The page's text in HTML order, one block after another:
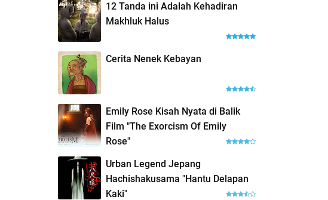
12 Tanda ini Adalah Kehadiran
Makhluk Halus
Cerita Nenek Kebayan
Emily Rose Kisah Nyata di Balik
Film "The Exorcism Of Emily
Rose"
Urban Legend Jepang
Hachishakusama "Hantu Delapan
Kaki"